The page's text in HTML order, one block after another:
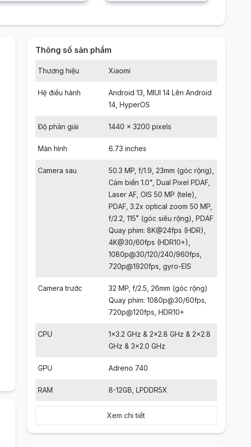
Thông số sản phẩm
Thương hiệu Xiaomi
Hệ điều hành
Android 13, MIUI 14 Lên Android
14, HyperOS
Độ phân giải 1440 x 3200 pixels
Màn hình 6.73 inches
Camera sau
50.3 MP, f/1.9, 23mm (góc rộng),
Cảm biến 1.0", Dual Pixel PDAF,
Laser AF, OIS 50 MP (tele),
PDAF, 3.2x optical zoom 50 MP,
f/2.2, 115˚ (góc siêu rộng), PDAF
Quay phim: 8K@24fps (HDR),
4K@30/60fps (HDR10+),
1080p@30/120/240/960fps,
720p@1920fps, gyro-EIS
Camera trước
32 MP, f/2.5, 26mm (góc rộng)
Quay phim: 1080p@30/60fps,
720p@120fps, HDR10+
CPU
1x3.2 GHz & 2x2.8 GHz & 2x2.8
GHz & 3x2.0 GHz
GPU Adreno 740
RAM 8-12GB, LPDDR5X
Xem chi tiết